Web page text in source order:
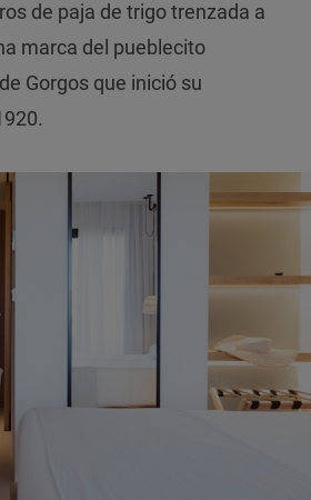
de paja de trigo trenzada a
marca del pueblecito
Gorgos que inició su